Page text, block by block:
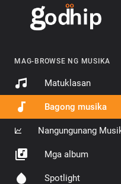
MAG-BROWSE NG MUSIKA
Matuklasan
Bagong musika
Nangungunang
Mga album
Spotlight